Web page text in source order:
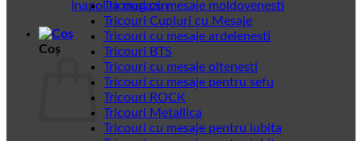
Înapoi la magazin
Coș
Tricouri cu mesaje moldovenesti
Tricouri Cupluri cu Mesaje
Tricouri cu mesaje ardelenesti
Tricouri BTS
Tricouri cu mesaje oltenesti
Tricouri cu mesaje pentru sefu
Tricouri ROCK
Tricouri Metallica
Tricouri cu mesaje pentru iubita